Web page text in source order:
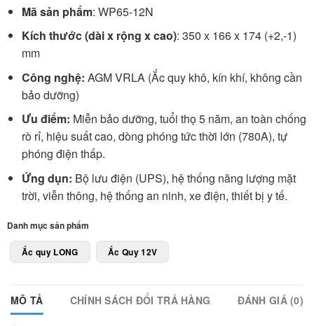
Mã sản phẩm: WP65-12N
Kích thước (dài x rộng x cao): 350 x 166 x 174 (+2,-1)
mm
Công nghệ: AGM VRLA (Ắc quy khô, kín khí, không cần
bảo dưỡng)
Ưu điểm: Miễn bảo dưỡng, tuổi thọ 5 năm, an toàn chống
rò rỉ, hiệu suất cao, dòng phóng tức thời lớn (780A), tự
phóng điện thấp.
Ứng dụn: Bộ lưu điện (UPS), hệ thống năng lượng mặt
trời, viễn thông, hệ thống an ninh, xe điện, thiết bị y tế.
Danh mục sản phẩm
Ắc quy LONG Ắc Quy 12V
MÔ TẢ CHÍNH SÁCH ĐỔI TRẢ HÀNG ĐÁNH GIÁ (0)